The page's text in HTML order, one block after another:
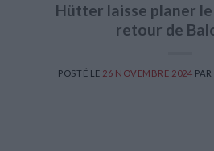
Hütter laisse planer
retour de
POSTÉ LE 26 NOVEMBRE 2024 PAR